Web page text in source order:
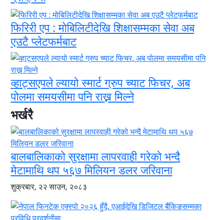
फिरिरी एप : मोबिलिटीदेखि शिक्षासम्मका सेवा अब
एउटै प्लेटफर्मबाट
व्हाट्सएपले ल्यायो स्मार्ट ग्रुप च्याट फिचर, अब
पोलमा समयसीमा पनि राख्न मिल्ने
भर्खरै
बालबालिकाको सुरक्षामा लापरवाही गरेको भन्दै
मेटामाथि थप ५६७ मिलियन डलर जरिवाना
शुक्रबार, २२ साउन, २०८३